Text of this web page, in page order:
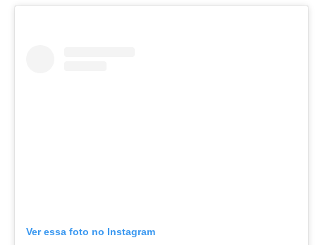
Ver essa foto no Instagram